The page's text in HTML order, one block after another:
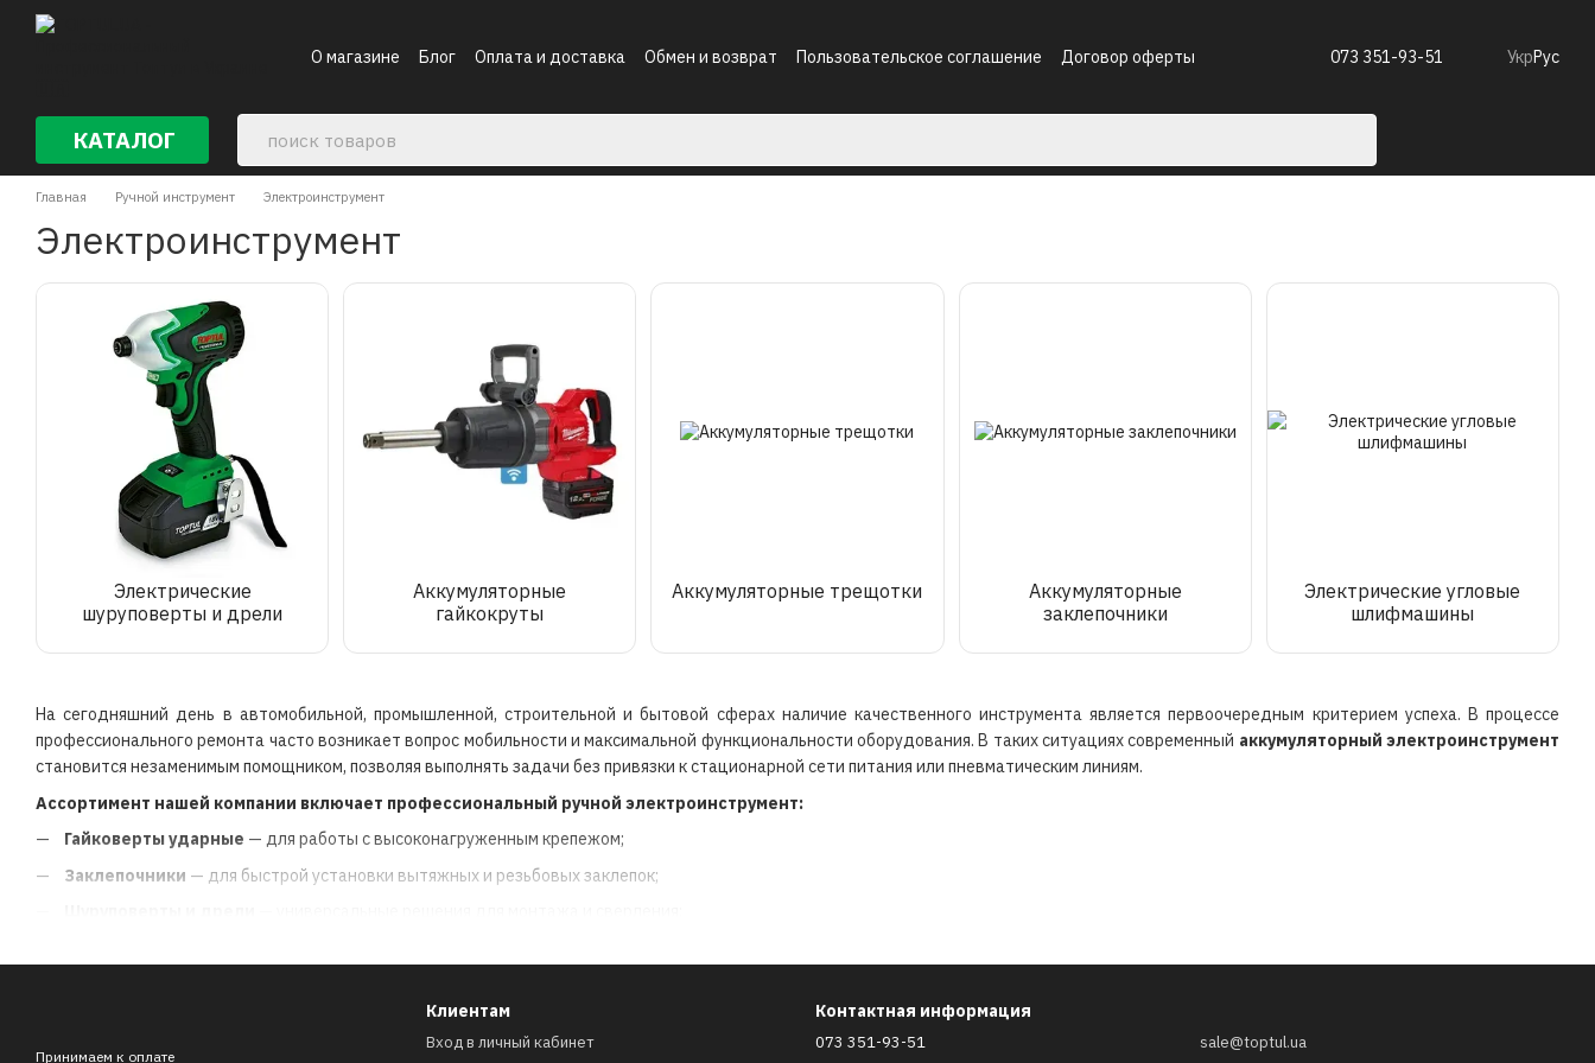
Перейти к основному контенту
О магазине
Блог Оплата и доставка Обмен и возврат Пользовательское соглашение
Договор оферты
073 351-93-51 УкрРус
КАТАЛОГ
Главная Ручной инструмент Электроинструмент
Электроинструмент
На сегодняшний день в автомобильной, промышленной, строительной и бытовой сферах наличие качественного инструмента является первоочередным критерием успеха. В процессе
профессионального ремонта часто возникает вопрос мобильности и максимальной функциональности оборудования. В таких ситуациях современный аккумуляторный электроинструмент
становится незаменимым помощником, позволяя выполнять задачи без привязки к стационарной сети питания или пневматическим линиям.
Ассортимент нашей компании включает профессиональный ручной электроинструмент:
Гайковерты ударные — для работы с высоконагруженным крепежом;
Заклепочники — для быстрой установки вытяжных и резьбовых заклепок;
Функциональные особенности и преимущества аккумуляторного инструмента
Электрические
шуруповерты и дрели
Аккумуляторные
гайкокруты
Аккумуляторные трещотки
Аккумуляторные
заклепочники
Электрические угловые
шлифмашины
Принимаем к оплате
Клиентам
Вход в личный кабинет
Контактная информация
073 351-93-51 sale@toptul.ua